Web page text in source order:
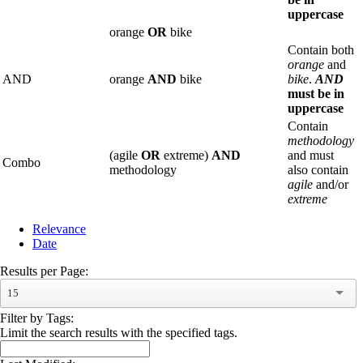
uppercase
orange OR bike
AND orange AND bike
Contain both
orange and
bike. AND
must be in
uppercase
Combo
(agile OR extreme) AND
methodology
Contain
methodology
and must
also contain
agile and/or
extreme
Relevance
Date
Results per Page:
15
Filter by Tags:
Limit the search results with the specified tags.